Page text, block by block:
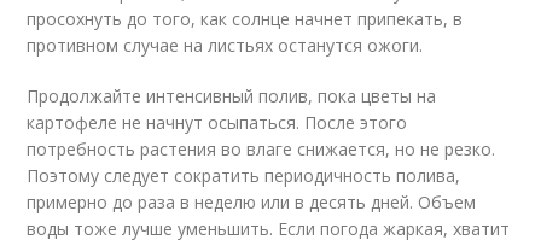
просохнуть до того, как солнце начнет припекать, в
противном случае на листьях останутся ожоги.
Продолжайте интенсивный полив, пока цветы на
картофеле не начнут осыпаться. После этого
потребность растения во влаге снижается, но не резко.
Поэтому следует сократить периодичность полива,
примерно до раза в неделю или в десять дней. Объем
воды тоже лучше уменьшить. Если погода жаркая, хватит